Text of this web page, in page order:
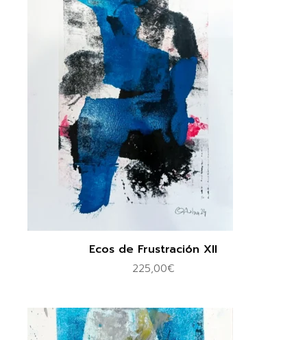
Ecos de Frustración XII
225,00€